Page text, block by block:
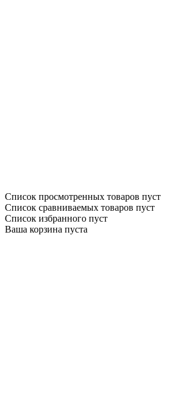
Список просмотренных товаров пуст
Список сравниваемых товаров пуст
Список избранного пуст
Ваша корзина пуста